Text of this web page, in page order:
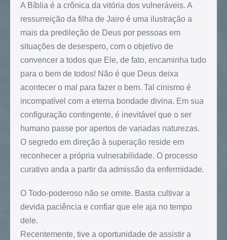
A Bíblia é a crônica da vitória dos vulneráveis. A
ressurreição da filha de Jairo é uma ilustração a
mais da predileção de Deus por pessoas em
situações de desespero, com o objetivo de
convencer a todos que Ele, de fato, encaminha tudo
para o bem de todos! Não é que Deus deixa
acontecer o mal para fazer o bem. Tal cinismo é
incompatível com a eterna bondade divina. Em sua
configuração contingente, é inevitável que o ser
humano passe por apertos de variadas naturezas.
O segredo em direção à superação reside em
reconhecer a própria vulnerabilidade. O processo
curativo anda a partir da admissão da enfermidade.
O Todo-poderoso não se omite. Basta cultivar a
devida paciência e confiar que ele aja no tempo
dele.
Recentemente, tive a oportunidade de assistir a